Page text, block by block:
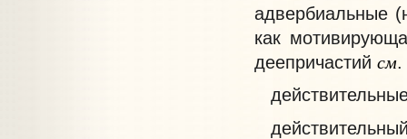
адвербиальные
как
деепричастий см.